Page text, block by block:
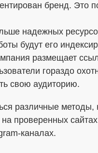
бренд. Это
надежных
будут его
размещает
гораздо
свою аудиторию.
различные методы,
проверенных
каналах.